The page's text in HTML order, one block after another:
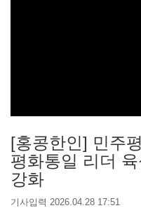
[홍콩한인] 민주
평화통일 리더
강화
기사입력 2026.04.28 17:51